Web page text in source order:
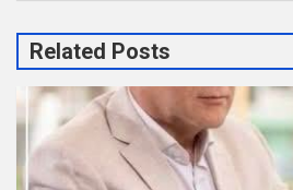
Related Posts